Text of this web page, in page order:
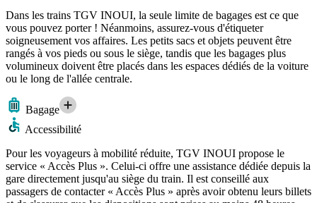
Dans les trains TGV INOUI, la seule limite de bagages est ce que
vous pouvez porter ! Néanmoins, assurez-vous d'étiqueter
soigneusement vos affaires. Les petits sacs et objets peuvent être
rangés à vos pieds ou sous le siège, tandis que les bagages plus
volumineux doivent être placés dans les espaces dédiés de la voiture
ou le long de l'allée centrale.
Bagage
Accessibilité
Pour les voyageurs à mobilité réduite, TGV INOUI propose le
service « Accès Plus ». Celui-ci offre une assistance dédiée depuis la
gare directement jusqu'au siège du train. Il est conseillé aux
passagers de contacter « Accès Plus » après avoir obtenu leurs billets